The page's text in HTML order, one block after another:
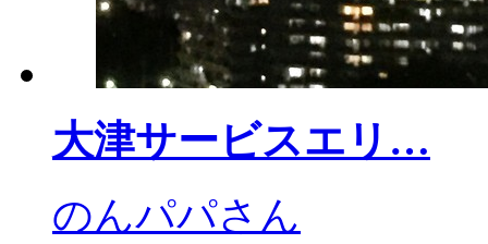
大津サービスエリ…
のんパパさん